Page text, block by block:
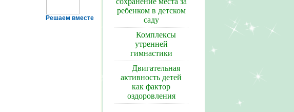
Решаем вместе
ребенком в детском
саду
Комплексы
утренней
гимнастики
Двигательная
активность детей
как фактор
оздоровления